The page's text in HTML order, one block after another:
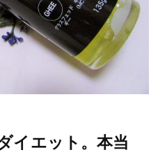
イエット。本当